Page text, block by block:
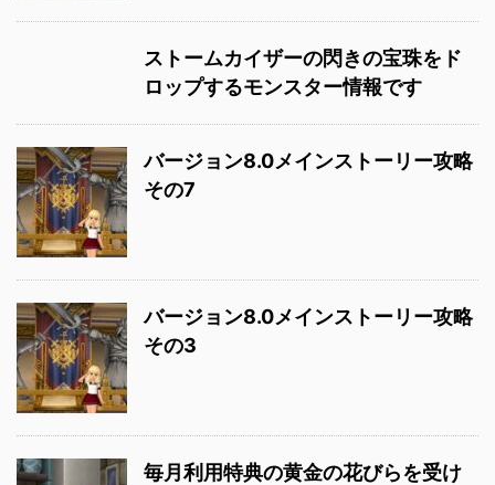
ストームカイザーの閃きの宝珠をド
ロップするモンスター情報です
バージョン8.0メインストーリー攻略
その7
バージョン8.0メインストーリー攻略
その3
毎月利用特典の黄金の花びらを受け